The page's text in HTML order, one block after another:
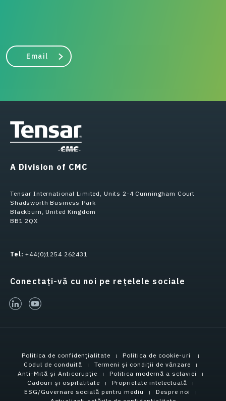
Email
A Division of CMC
Tensar International Limited, Units 2-4 Cunningham Court
Shadsworth Business Park
Blackburn, United Kingdom
BB1 2QX
Tel:+44(0)1254 262431
Conectați-vă cu noi pe rețelele sociale
linked-inyoutube
Politica de confidențialitate
Politica de cookie-uri
Codul de conduită
Termeni și condiții de vânzare
Anti-Mită și Anticorupție
Politica modernă a sclaviei
Cadouri și ospitalitate
Proprietate intelectuală
ESG/Guvernare socială pentru mediu
Despre noi